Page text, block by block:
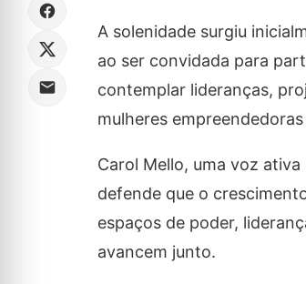
A solenidade surgiu
ao ser convidada para
contemplar lideranças,
mulheres
Carol Mello, uma voz
defende que o
espaços de poder,
avancem junto.